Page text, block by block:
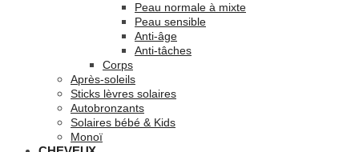
Peau normale à mixte
Peau sensible
Anti-âge
Anti-tâches
Corps
Après-soleils
Sticks lèvres solaires
Autobronzants
Solaires bébé & Kids
Monoï